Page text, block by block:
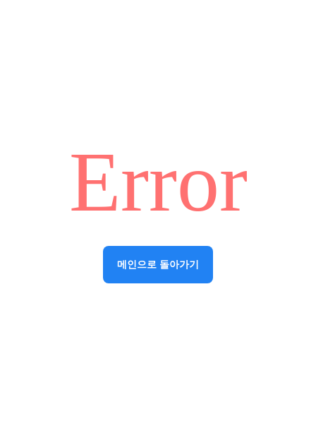
Error
메인으로 돌아가기